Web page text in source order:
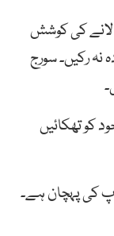
لانے کی کوشش
نہ رکیں۔ سورج
کو تھکائیں
کی پہچان ہے۔